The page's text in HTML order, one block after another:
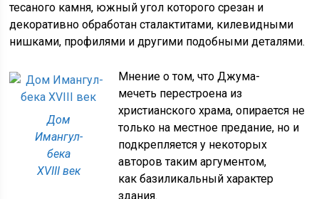
тесаного камня, южный угол которого срезан и
декоративно обработан сталактитами, килевидными
нишками, профилями и другими подобными деталями.
Дом
Имангул-
бека
XVIII век
Мнение о том, что Джума-
мечеть перестроена из
христианского храма, опирается не
только на местное предание, но и
подкрепляется у некоторых
авторов таким аргументом,
как базиликальный характер
здания.